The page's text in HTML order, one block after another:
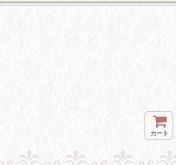
カート